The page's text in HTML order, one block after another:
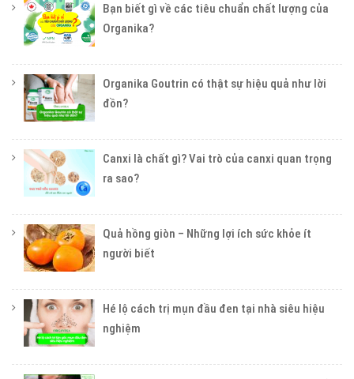
Bạn biết gì về các tiêu chuẩn chất lượng của
Organika?
Organika Goutrin có thật sự hiệu quả như lời
đồn?
Canxi là chất gì? Vai trò của canxi quan trọng
ra sao?
Quả hồng giòn – Những lợi ích sức khỏe ít
người biết
Hé lộ cách trị mụn đầu đen tại nhà siêu hiệu
nghiệm